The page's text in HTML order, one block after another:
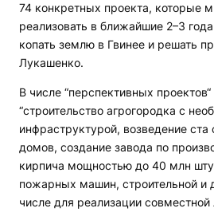
74 конкретных проекта, которые
реализовать в ближайшие 2–3
копать землю в Гвинее и решать
Лукашенко.
В числе “перспективных
“строительство агрогородка с
инфраструктурой, возведение
домов, создание завода по
кирпича мощностью до 40 млн
пожарных машин, строительной и
числе для реализации совместной